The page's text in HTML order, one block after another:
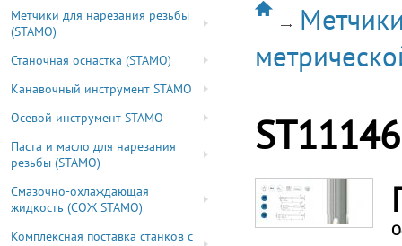
Метчики для нарезания резьбы
(STAMO)
Станочная оснастка (STAMO)
Канавочный инструмент STAMO
Осевой инструмент STAMO
Паста и масло для нарезания
резьбы (STAMO)
Смазочно-охлаждающая
жидкость (СОЖ STAMO)
Комплексная поставка станков с